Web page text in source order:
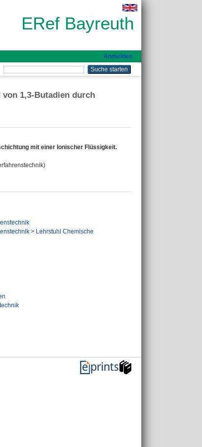
ERef Bayreuth
Anmelden
1,3-Butadien durch
mit einer Ionischer Flüssigkeit.
> Lehrstuhl Chemische